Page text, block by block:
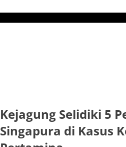
Kejagung Selidiki 5
Singapura di Kasus